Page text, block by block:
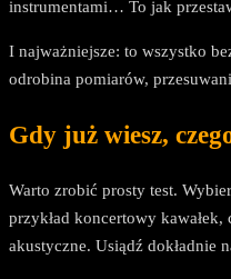
instrumentami… To jak
I najważniejsze: to wszystko
odrobina pomiarów,
Gdy już wiesz,
Warto zrobić prosty test.
przykład koncertowy kawałek,
akustyczne. Usiądź dokładnie